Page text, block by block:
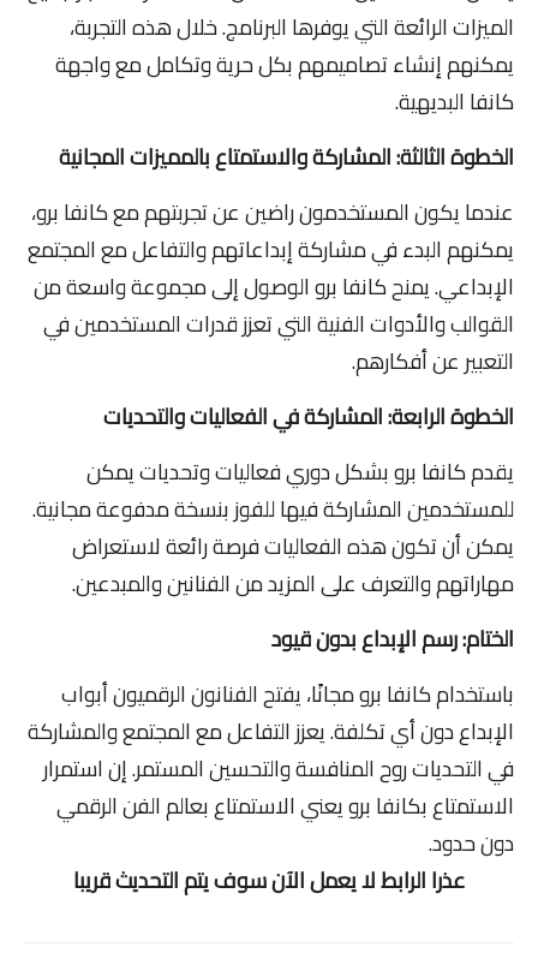
الميزات الرائعة التي يوفرها البرنامج. خلال هذه التجربة،
يمكنهم إنشاء تصاميمهم بكل حرية وتكامل مع واجهة
كانفا البديهية.
الخطوة الثالثة: المشاركة والاستمتاع بالمميزات المجانية
عندما يكون المستخدمون راضين عن تجربتهم مع كانفا برو،
يمكنهم البدء في مشاركة إبداعاتهم والتفاعل مع المجتمع
الإبداعي. يمنح كانفا برو الوصول إلى مجموعة واسعة من
القوالب والأدوات الفنية التي تعزز قدرات المستخدمين في
التعبير عن أفكارهم.
الخطوة الرابعة: المشاركة في الفعاليات والتحديات
يقدم كانفا برو بشكل دوري فعاليات وتحديات يمكن
للمستخدمين المشاركة فيها للفوز بنسخة مدفوعة مجانية.
يمكن أن تكون هذه الفعاليات فرصة رائعة لاستعراض
مهاراتهم والتعرف على المزيد من الفنانين والمبدعين.
الختام: رسم الإبداع بدون قيود
باستخدام كانفا برو مجانًا، يفتح الفنانون الرقميون أبواب
الإبداع دون أي تكلفة. يعزز التفاعل مع المجتمع والمشاركة
في التحديات روح المنافسة والتحسين المستمر. إن استمرار
الاستمتاع بكانفا برو يعني الاستمتاع بعالم الفن الرقمي
دون حدود.
عذرا الرابط لا يعمل الآن سوف يتم التحديث قريبا